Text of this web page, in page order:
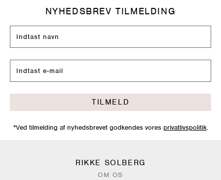
NYHEDSBREV TILMELDING
TILMELD
*Ved tilmelding af nyhedsbrevet godkendes vores privatlivspolitik.
RIKKE SOLBERG
OM OS